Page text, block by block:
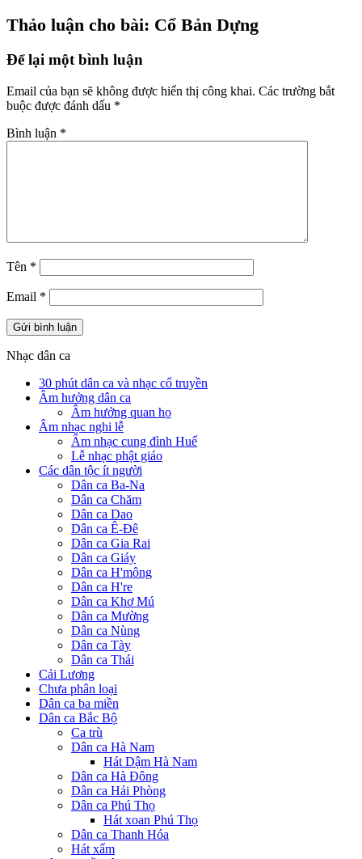
Thảo luận cho bài: Cổ Bản Dựng
Để lại một bình luận
Email của bạn sẽ không được hiển thị công khai. Các trường bắt
buộc được đánh dấu *
Bình luận *
Tên *
Email *
Nhạc dân ca
30 phút dân ca và nhạc cổ truyền
Âm hưởng dân ca
Âm hưởng quan họ
Âm nhạc nghi lễ
Âm nhạc cung đình Huế
Lễ nhạc phật giáo
Các dân tộc ít người
Dân ca Ba-Na
Dân ca Chăm
Dân ca Dao
Dân ca Ê-Đê
Dân ca Gia Rai
Dân ca Giáy
Dân ca H'mông
Dân ca H're
Dân ca Khơ Mú
Dân ca Mường
Dân ca Nùng
Dân ca Tày
Dân ca Thái
Cải Lương
Chưa phân loại
Dân ca ba miền
Dân ca Bắc Bộ
Ca trù
Dân ca Hà Nam
Hát Dậm Hà Nam
Dân ca Hà Đông
Dân ca Hải Phòng
Dân ca Phú Thọ
Hát xoan Phú Thọ
Dân ca Thanh Hóa
Hát xẩm